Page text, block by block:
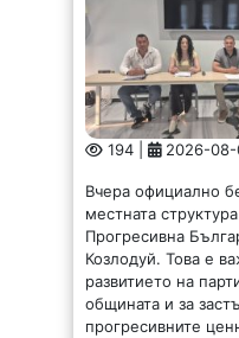
194 | 2026-08-
Вчера официално
местната
Прогресивна
Козлодуй. Това е
развитието на
общината и за
прогресивните